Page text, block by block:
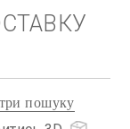
пошуку